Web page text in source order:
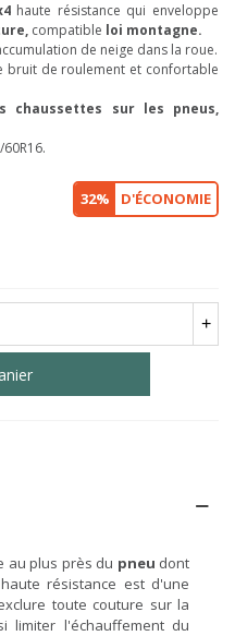
haute résistance qui enveloppe
compatible loi montagne.
de neige dans la roue.
bruit de roulement et confortable
chaussettes sur les pneus,
32% D'ÉCONOMIE
+
au plus près du pneu dont
résistance est d'une
toute couture sur la
limiter l'échauffement du